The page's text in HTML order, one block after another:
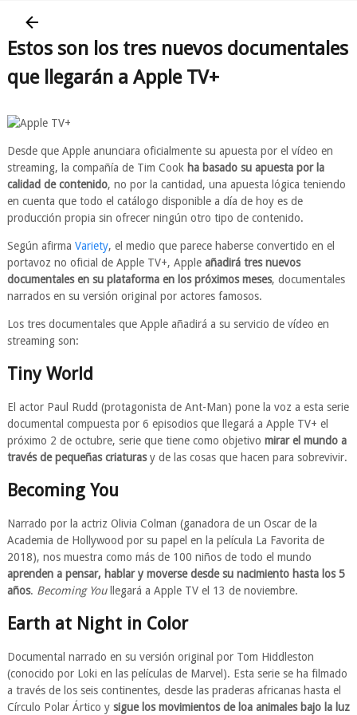
Estos son los tres nuevos documentales
que llegarán a Apple TV+
Desde que Apple anunciara oficialmente su apuesta por el vídeo en
streaming, la compañía de Tim Cook ha basado su apuesta por la
calidad de contenido, no por la cantidad, una apuesta lógica teniendo
en cuenta que todo el catálogo disponible a día de hoy es de
producción propia sin ofrecer ningún otro tipo de contenido.
Según afirma Variety, el medio que parece haberse convertido en el
portavoz no oficial de Apple TV+, Apple añadirá tres nuevos
documentales en su plataforma en los próximos meses, documentales
narrados en su versión original por actores famosos.
Los tres documentales que Apple añadirá a su servicio de vídeo en
streaming son:
Tiny World
El actor Paul Rudd (protagonista de Ant-Man) pone la voz a esta serie
documental compuesta por 6 episodios que llegará a Apple TV+ el
próximo 2 de octubre, serie que tiene como objetivo mirar el mundo a
través de pequeñas criaturasy de las cosas que hacen para sobrevivir.
Becoming You
Narrado por la actriz Olivia Colman (ganadora de un Oscar de la
Academia de Hollywood por su papel en la película La Favorita de
2018), nos muestra como más de 100 niños de todo el mundo
aprenden a pensar, hablar y moverse desde su nacimiento hasta los 5
años. Becoming Youllegará a Apple TV el 13 de noviembre.
Earth at Night in Color
Documental narrado en su versión original por Tom Hiddleston
(conocido por Loki en las películas de Marvel). Esta serie se ha filmado
a través de los seis continentes, desde las praderas africanas hasta el
Círculo Polar Ártico y sigue los movimientos de loa animales bajo la luz